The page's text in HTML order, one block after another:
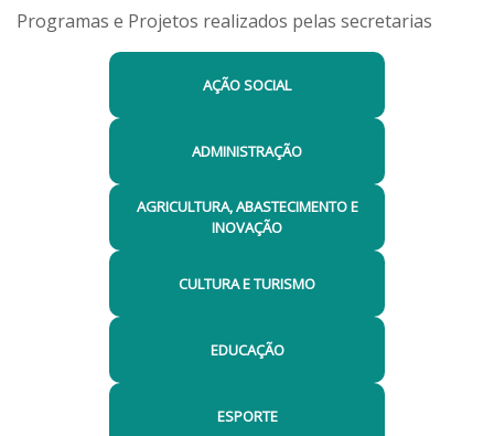
Programas e Projetos realizados pelas secretarias
AÇÃO SOCIAL
ADMINISTRAÇÃO
AGRICULTURA, ABASTECIMENTO E
INOVAÇÃO
CULTURA E TURISMO
EDUCAÇÃO
ESPORTE